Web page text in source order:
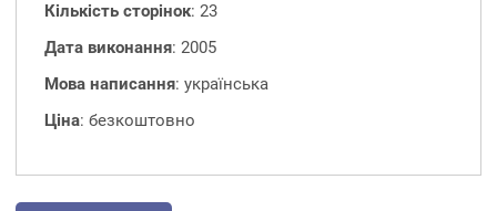
Кількість сторінок: 23
Дата виконання: 2005
Мова написання: українська
Ціна: безкоштовно